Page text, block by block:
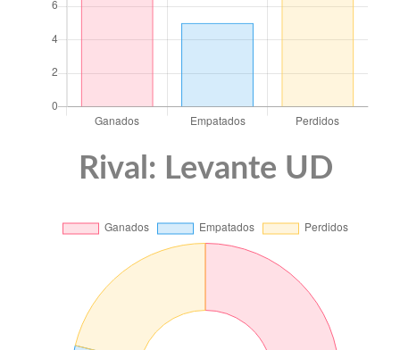
Rival: Levante UD